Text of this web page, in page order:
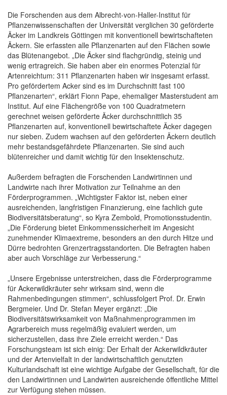
Die Forschenden aus dem Albrecht-von-Haller-Institut für
Pflanzenwissenschaften der Universität verglichen 30 geförderte
Äcker im Landkreis Göttingen mit konventionell bewirtschafteten
Äckern. Sie erfassten alle Pflanzenarten auf den Flächen sowie
das Blütenangebot. „Die Äcker sind flachgründig, steinig und
wenig ertragreich. Sie haben aber ein enormes Potenzial für
Artenreichtum: 311 Pflanzenarten haben wir insgesamt erfasst.
Pro gefördertem Acker sind es im Durchschnitt fast 100
Pflanzenarten“, erklärt Fionn Pape, ehemaliger Masterstudent am
Institut. Auf eine Flächengröße von 100 Quadratmetern
gerechnet weisen geförderte Äcker durchschnittlich 35
Pflanzenarten auf, konventionell bewirtschaftete Äcker dagegen
nur sieben. Zudem wachsen auf den geförderten Äckern deutlich
mehr bestandsgefährdete Pflanzenarten. Sie sind auch
blütenreicher und damit wichtig für den Insektenschutz.
Außerdem befragten die Forschenden Landwirtinnen und
Landwirte nach ihrer Motivation zur Teilnahme an den
Förderprogrammen. „Wichtigster Faktor ist, neben einer
ausreichenden, langfristigen Finanzierung, eine fachlich gute
Biodiversitätsberatung“, so Kyra Zembold, Promotionsstudentin.
„Die Förderung bietet Einkommenssicherheit im Angesicht
zunehmender Klimaextreme, besonders an den durch Hitze und
Dürre bedrohten Grenzertragsstandorten. Die Befragten haben
aber auch Vorschläge zur Verbesserung.“
„Unsere Ergebnisse unterstreichen, dass die Förderprogramme
für Ackerwildkräuter sehr wirksam sind, wenn die
Rahmenbedingungen stimmen“, schlussfolgert Prof. Dr. Erwin
Bergmeier. Und Dr. Stefan Meyer ergänzt: „Die
Biodiversitätswirksamkeit von Maßnahmenprogrammen im
Agrarbereich muss regelmäßig evaluiert werden, um
sicherzustellen, dass ihre Ziele erreicht werden.“ Das
Forschungsteam ist sich einig: Der Erhalt der Ackerwildkräuter
und der Artenvielfalt in der landwirtschaftlich genutzten
Kulturlandschaft ist eine wichtige Aufgabe der Gesellschaft, für die
den Landwirtinnen und Landwirten ausreichende öffentliche Mittel
zur Verfügung stehen müssen.